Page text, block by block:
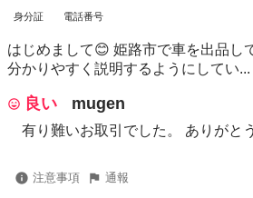
身分証 電話番号
はじめまして😊 姫路市で車を出品し
分かりやすく説明するようにしてい...
良い mugen
有り難いお取引でした。 ありがと
注意事項 通報